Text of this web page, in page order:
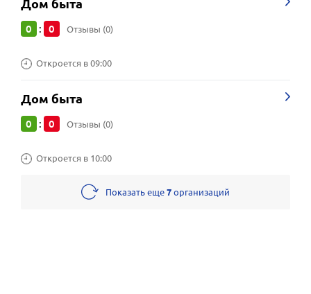
Дом быта
0 : 0 Отзывы (0)
Откроется в 09:00
Дом быта
0 : 0 Отзывы (0)
Откроется в 10:00
Показать еще7организаций